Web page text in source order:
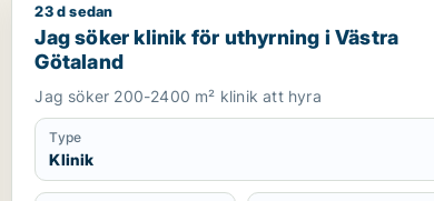
uthyrning i Västra Götaland
Jag söker klinik för uthyrning i Västra Götaland
23 d sedan
Jag söker klinik för uthyrning i Västra
Götaland
Jag söker 200-2400 m² klinik att hyra
Type
Klinik